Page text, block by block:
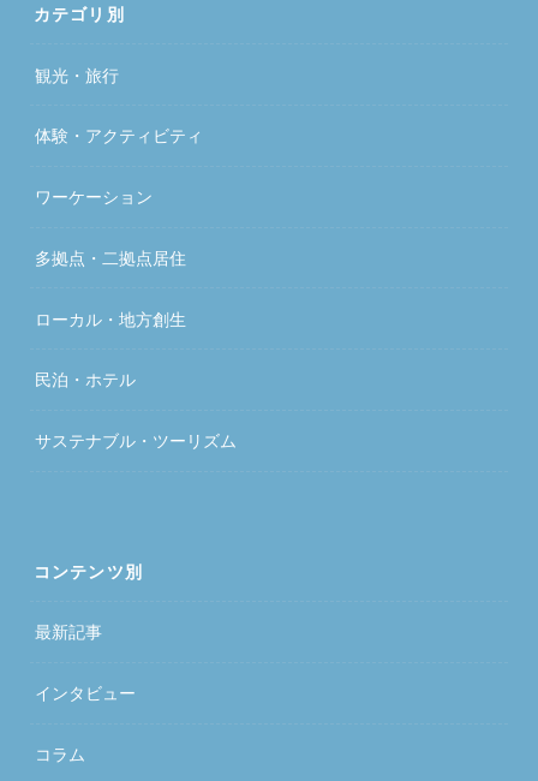
カテゴリ別
観光・旅行
体験・アクティビティ
ワーケーション
多拠点・二拠点居住
ローカル・地方創生
民泊・ホテル
サステナブル・ツーリズム
コンテンツ別
最新記事
インタビュー
コラム